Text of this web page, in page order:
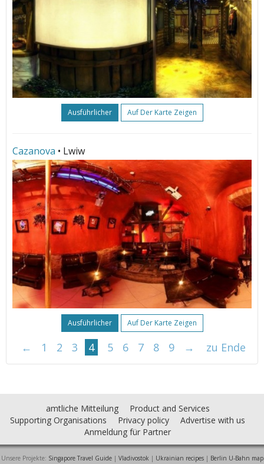
Ausführlicher Auf Der Karte Zeigen
Cazanova • Lwiw
Ausführlicher Auf Der Karte Zeigen
← 1 2 3 4 5 6 7 8 9 → zu Ende
amtliche Mitteilung
Product and Services
Supporting Organisations
Privacy policy
Advertise with us
Anmeldung für Partner
Unsere Projekte: Singapore Travel Guide| Vladivostok | Ukrainian recipes| Berlin U-Bahn map